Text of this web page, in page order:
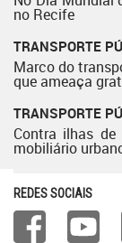
no Recife
TRANSPORTE
Marco do
que ameaça
TRANSPORTE
Contra ilhas
mobiliário
REDES SOCIAIS